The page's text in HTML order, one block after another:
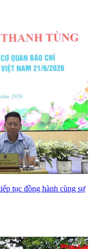
tục đồng hành cùng sự